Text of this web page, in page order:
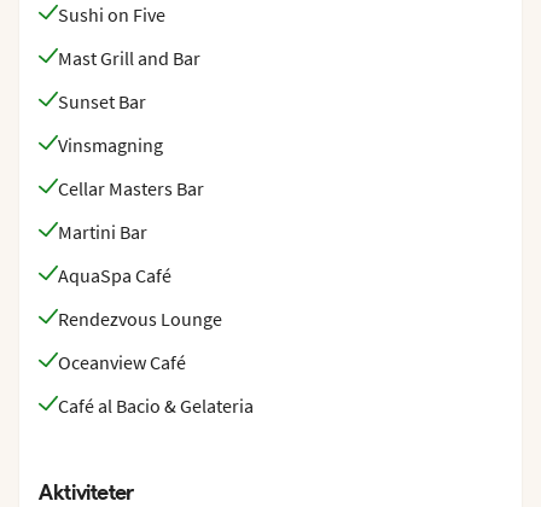
Sushi on Five
Mast Grill and Bar
Sunset Bar
Vinsmagning
Cellar Masters Bar
Martini Bar
AquaSpa Café
Rendezvous Lounge
Oceanview Café
Café al Bacio & Gelateria
Aktiviteter